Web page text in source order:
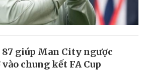
87 giúp Man City ngược
chung kết FA Cup